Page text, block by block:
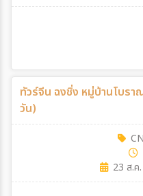
ทัวร์จีน ฉงชิ่ง หมู่บ้านโบร
วัน)
23 ส.ค